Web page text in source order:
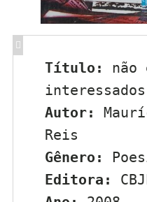
Título:
não
interessados
Autor:
Reis
Gênero:
Editora: